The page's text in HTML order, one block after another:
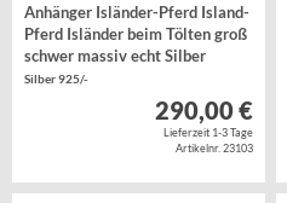
Anhänger Isländer-Pferd Island-
Pferd Isländer beim Tölten groß
schwer massiv echt Silber
Silber 925/-
290,00 €
Lieferzeit 1-3 Tage
Artikelnr. 23103